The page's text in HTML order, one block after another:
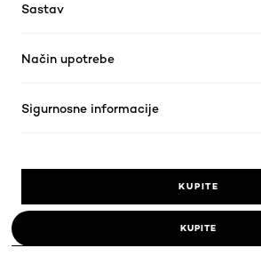
Sastav
Način upotrebe
Sigurnosne informacije
KUPITE
KUPITE